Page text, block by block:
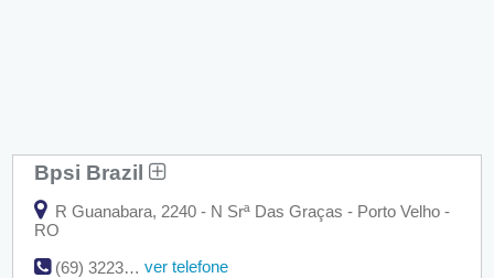
Bpsi Brazil
R Guanabara, 2240 - N Srª Das Graças - Porto Velho -
RO
(69) 3223-2114
ver telefone